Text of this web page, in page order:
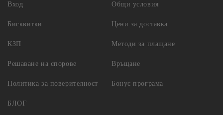
Вход Общи условия
Бисквитки
КЗП
Решаване на спорове
Политика за поверителност
Цени за доставка
Методи за плащане
Връщане
Бонус програма
БЛОГ